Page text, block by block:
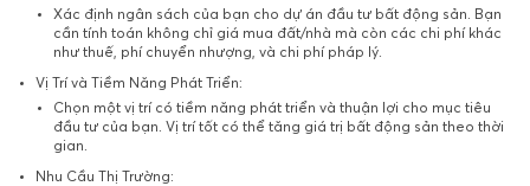
Xác định ngân sách của bạn cho dự án đầu tư bất động sản. Bạn
cần tính toán không chỉ giá mua đất/nhà mà còn các chi phí khác
như thuế, phí chuyển nhượng, và chi phí pháp lý.
Vị Trí và Tiềm Năng Phát Triển:
Chọn một vị trí có tiềm năng phát triển và thuận lợi cho mục tiêu
đầu tư của bạn. Vị trí tốt có thể tăng giá trị bất động sản theo thời
gian.
Nhu Cầu Thị Trường: